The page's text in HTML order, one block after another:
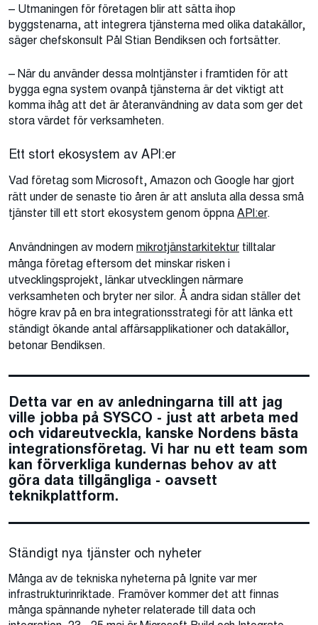
– Utmaningen för företagen blir att sätta ihop
byggstenarna, att integrera tjänsterna med olika datakällor,
säger chefskonsult Pål Stian Bendiksen och fortsätter.
– När du använder dessa molntjänster i framtiden för att
bygga egna system ovanpå tjänsterna är det viktigt att
komma ihåg att det är återanvändning av data som ger det
stora värdet för verksamheten.
Ett stort ekosystem av API:er
Vad företag som Microsoft, Amazon och Google har gjort
rätt under de senaste tio åren är att ansluta alla dessa små
tjänster till ett stort ekosystem genom öppnaAPI:er.
Användningen av modern mikrotjänstarkitektur tilltalar
många företag eftersom det minskar risken i
utvecklingsprojekt, länkar utvecklingen närmare
verksamheten och bryter ner silor. Å andra sidan ställer det
högre krav på en bra integrationsstrategi för att länka ett
ständigt ökande antal affärsapplikationer och datakällor,
betonar Bendiksen.
Detta var en av anledningarna till att jag
ville jobba på SYSCO - just att arbeta med
och vidareutveckla, kanske Nordens bästa
integrationsföretag. Vi har nu ett team som
kan förverkliga kundernas behov av att
göra data tillgängliga - oavsett
teknikplattform.
Ständigt nya tjänster och nyheter
Många av de tekniska nyheterna på Ignite var mer
infrastrukturinriktade. Framöver kommer det att finnas
många spännande nyheter relaterade till data och